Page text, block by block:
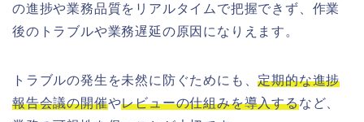
の進捗や業務品質をリアルタイムで把握できず、作業
後のトラブルや業務遅延の原因になりえます。
トラブルの発生を未然に防ぐためにも、定期的な進捗
報告会議の開催やレビューの仕組みを導入するなど、